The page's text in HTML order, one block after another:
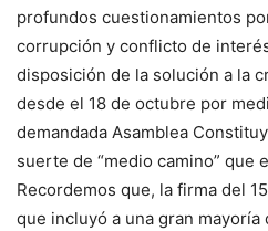
profundos cuestionamientos
corrupción y conflicto de
disposición de la solución a la
desde el 18 de octubre por
demandada Asamblea
suerte de “medio camino” que
Recordemos que, la firma del
que incluyó a una gran